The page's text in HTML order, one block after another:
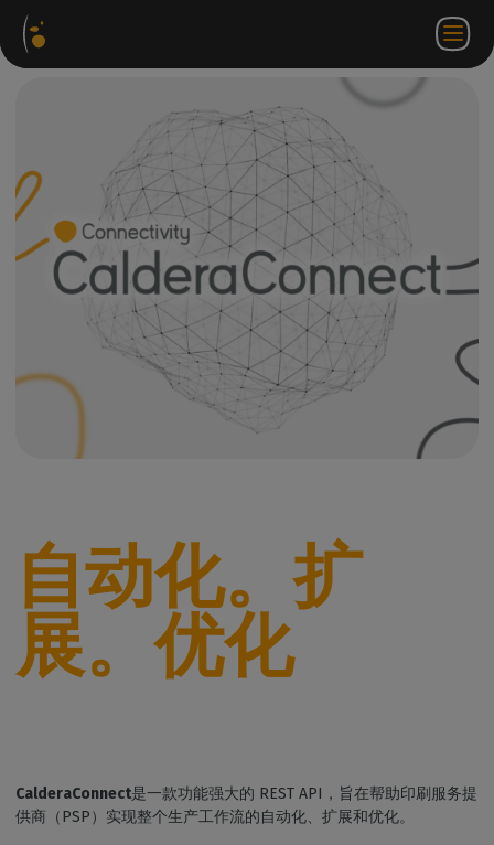
ZH
自动化。扩
展。优化
CalderaConnect是一款功能强大的 REST API，旨在帮助印刷服务提
供商（PSP）实现整个生产工作流的自动化、扩展和优化。